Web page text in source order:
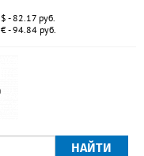
$ - 82.17 руб.
€ - 94.84 руб.
НАЙТИ